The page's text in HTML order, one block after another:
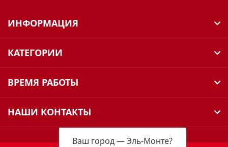
Ваш город —Эль-Монте?
ИНФОРМАЦИЯ
КАТЕГОРИИ
ВРЕМЯ РАБОТЫ
НАШИ КОНТАКТЫ